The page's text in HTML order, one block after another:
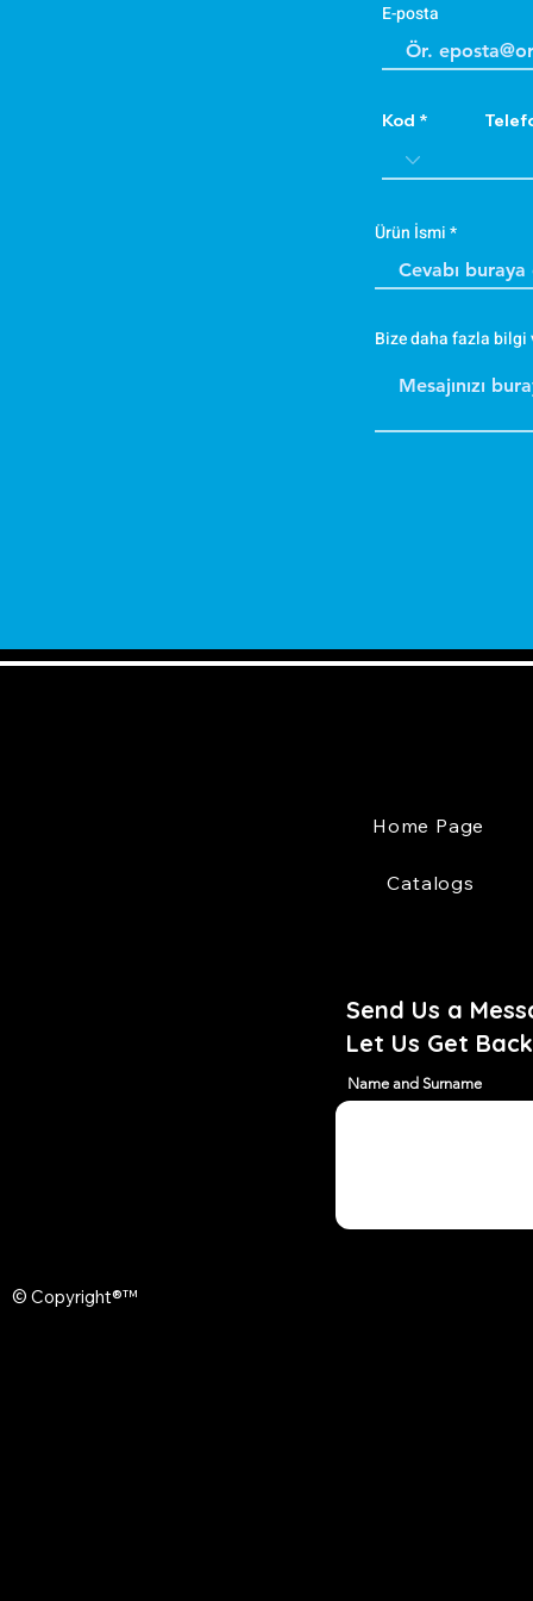
E-posta
Kod
Ürün İsmi
Bize daha fazla bilgi
Home Page
Catalogs
Send Us a
Let Us Get
Name and Surname
© Copyright®™